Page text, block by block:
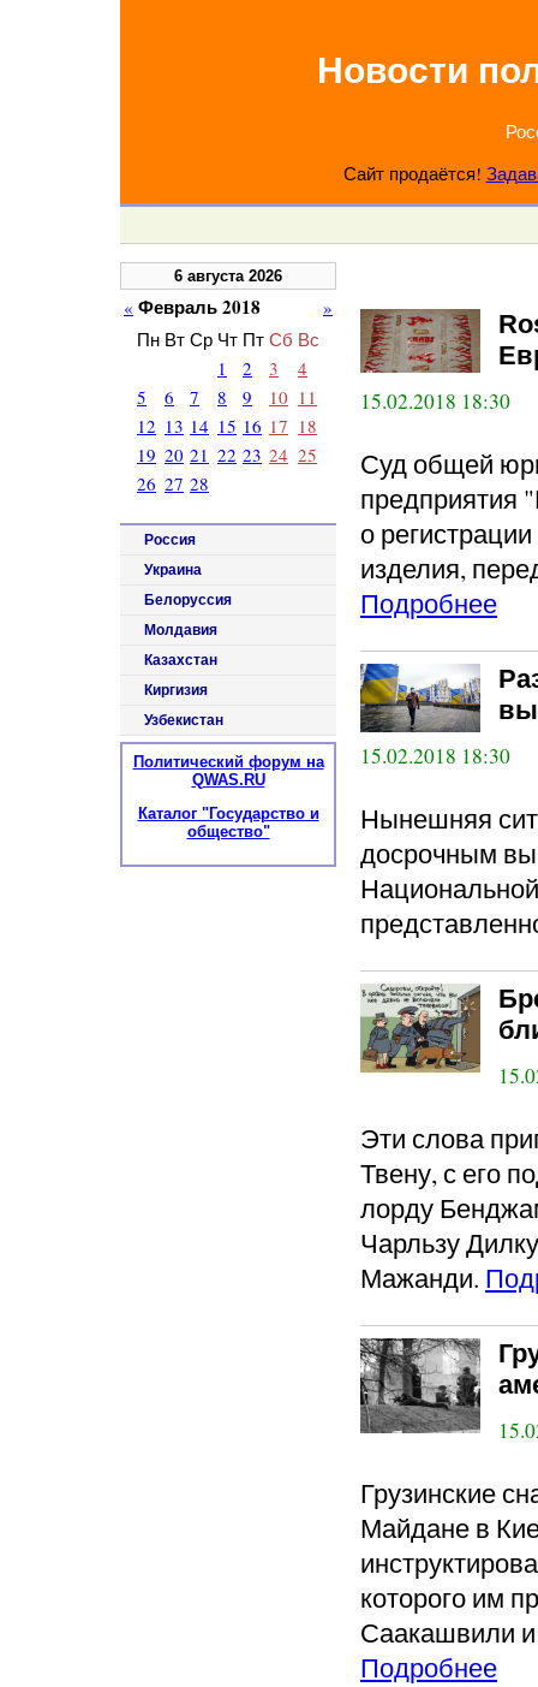
Новости
Сайт продаётся!
15.02.2018 18:30
Суд общей
предприятия
о
изделия,
Подробнее
15.02.2018 18:30
Нынешняя
досрочным
Эти слова
Твену, с его
лорду
Чарльзу
Мажанди.
Грузинские
Майдане в
которого им
Саакашвили
Подробнее
6 августа 2026
« Февраль 2018
»
Пн Вт Ср Чт Пт Сб Вс
1
2 3
4
5
6 7 8 9 10 11
12 13 14 15 16 17 18
19 20 21 22 23 24 25
26 27 28
Россия
Украина
Белоруссия
Молдавия
Казахстан
Киргизия
Узбекистан
Политический форум на
QWAS.RU
Каталог "Государство и
общество"